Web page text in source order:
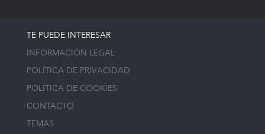
TE PUEDE INTERESAR
INFORMACIÓN LEGAL
POLÍTICA DE PRIVACIDAD
POLÍTICA DE COOKIES
CONTACTO
TEMAS